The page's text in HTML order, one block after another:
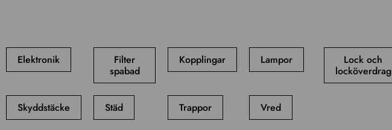
Elektronik
Filter
spabad
Kopplingar Lampor
Lock och
locköverdrag
Skyddstäcke Städ Trappor Vred